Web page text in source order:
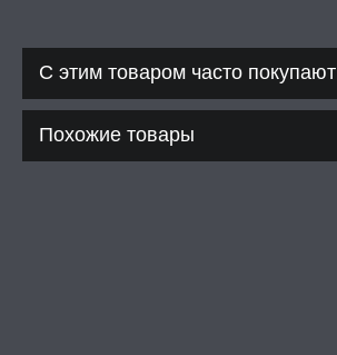
С этим товаром часто покупают
Похожие товары